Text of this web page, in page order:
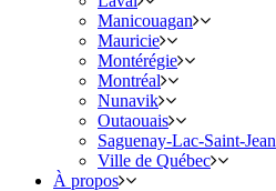
Manicouagan
Mauricie
Montérégie
Montréal
Nunavik
Outaouais
Saguenay-Lac-Saint-Jean
Ville de Québec
À propos